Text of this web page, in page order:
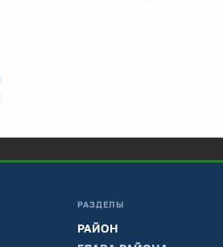
РАЗДЕЛЫ
РАЙОН